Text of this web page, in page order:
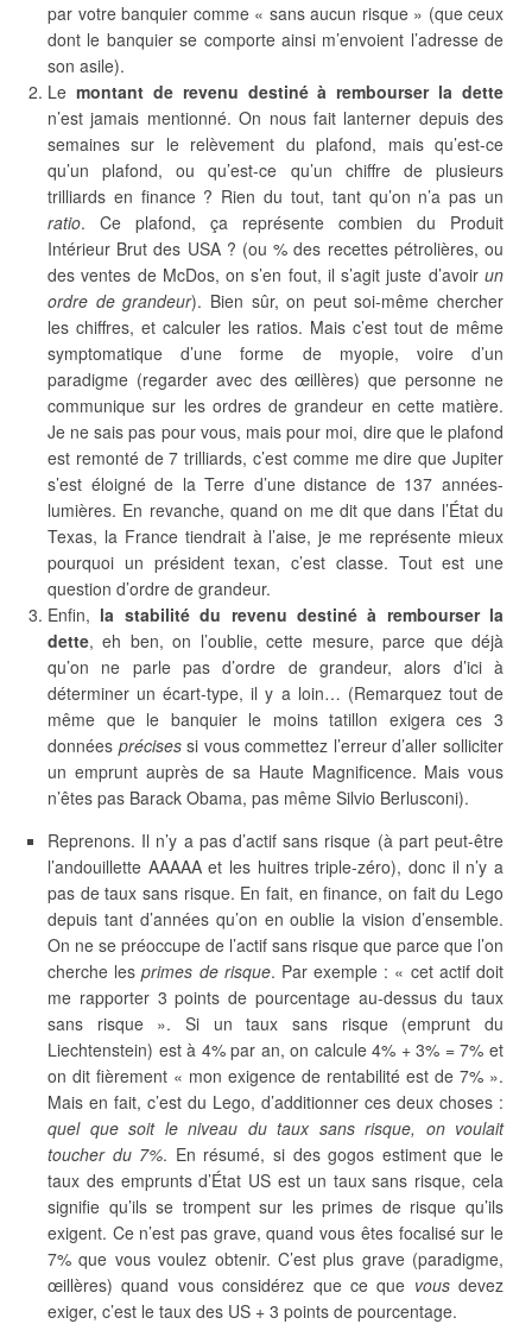
par votre banquier comme « sans aucun risque » (que ceux
dont le banquier se comporte ainsi m’envoient l’adresse de
son asile).
Le montant de revenu destiné à rembourser la dette
n’est jamais mentionné. On nous fait lanterner depuis des
semaines sur le relèvement du plafond, mais qu’est-ce
qu’un plafond, ou qu’est-ce qu’un chiffre de plusieurs
trilliards en finance ? Rien du tout, tant qu’on n’a pas un
ratio. Ce plafond, ça représente combien du Produit
Intérieur Brut des USA ? (ou % des recettes pétrolières, ou
des ventes de McDos, on s’en fout, il s’agit juste d’avoir un
ordre de grandeur). Bien sûr, on peut soi-même chercher
les chiffres, et calculer les ratios. Mais c’est tout de même
symptomatique d’une forme de myopie, voire d’un
paradigme (regarder avec des œillères) que personne ne
communique sur les ordres de grandeur en cette matière.
Je ne sais pas pour vous, mais pour moi, dire que le plafond
est remonté de 7 trilliards, c’est comme me dire que Jupiter
s’est éloigné de la Terre d’une distance de 137 années-
lumières. En revanche, quand on me dit que dans l’État du
Texas, la France tiendrait à l’aise, je me représente mieux
pourquoi un président texan, c’est classe. Tout est une
question d’ordre de grandeur.
Enfin, la stabilité du revenu destiné à rembourser la
dette, eh ben, on l’oublie, cette mesure, parce que déjà
qu’on ne parle pas d’ordre de grandeur, alors d’ici à
déterminer un écart-type, il y a loin… (Remarquez tout de
même que le banquier le moins tatillon exigera ces 3
données précisessi vous commettez l’erreur d’aller solliciter
un emprunt auprès de sa Haute Magnificence. Mais vous
n’êtes pas Barack Obama, pas même Silvio Berlusconi).
Reprenons. Il n’y a pas d’actif sans risque (à part peut-être
l’andouillette AAAAA et les huitres triple-zéro), donc il n’y a
pas de taux sans risque. En fait, en finance, on fait du Lego
depuis tant d’années qu’on en oublie la vision d’ensemble.
On ne se préoccupe de l’actif sans risque que parce que l’on
cherche lesprimes de risque. Par exemple : « cet actif doit
me rapporter 3 points de pourcentage au-dessus du taux
sans risque ». Si un taux sans risque (emprunt du
Liechtenstein) est à 4% par an, on calcule 4% + 3% = 7% et
on dit fièrement « mon exigence de rentabilité est de 7% ».
Mais en fait, c’est du Lego, d’additionner ces deux choses :
quel que soit le niveau du taux sans risque, on voulait
toucher du 7%. En résumé, si des gogos estiment que le
taux des emprunts d’État US est un taux sans risque, cela
signifie qu’ils se trompent sur les primes de risque qu’ils
exigent. Ce n’est pas grave, quand vous êtes focalisé sur le
7% que vous voulez obtenir. C’est plus grave (paradigme,
œillères) quand vous considérez que ce que vousdevez
exiger, c’est le taux des US + 3 points de pourcentage.